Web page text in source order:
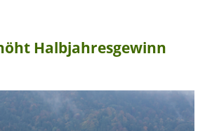
Halbjahresgewinn